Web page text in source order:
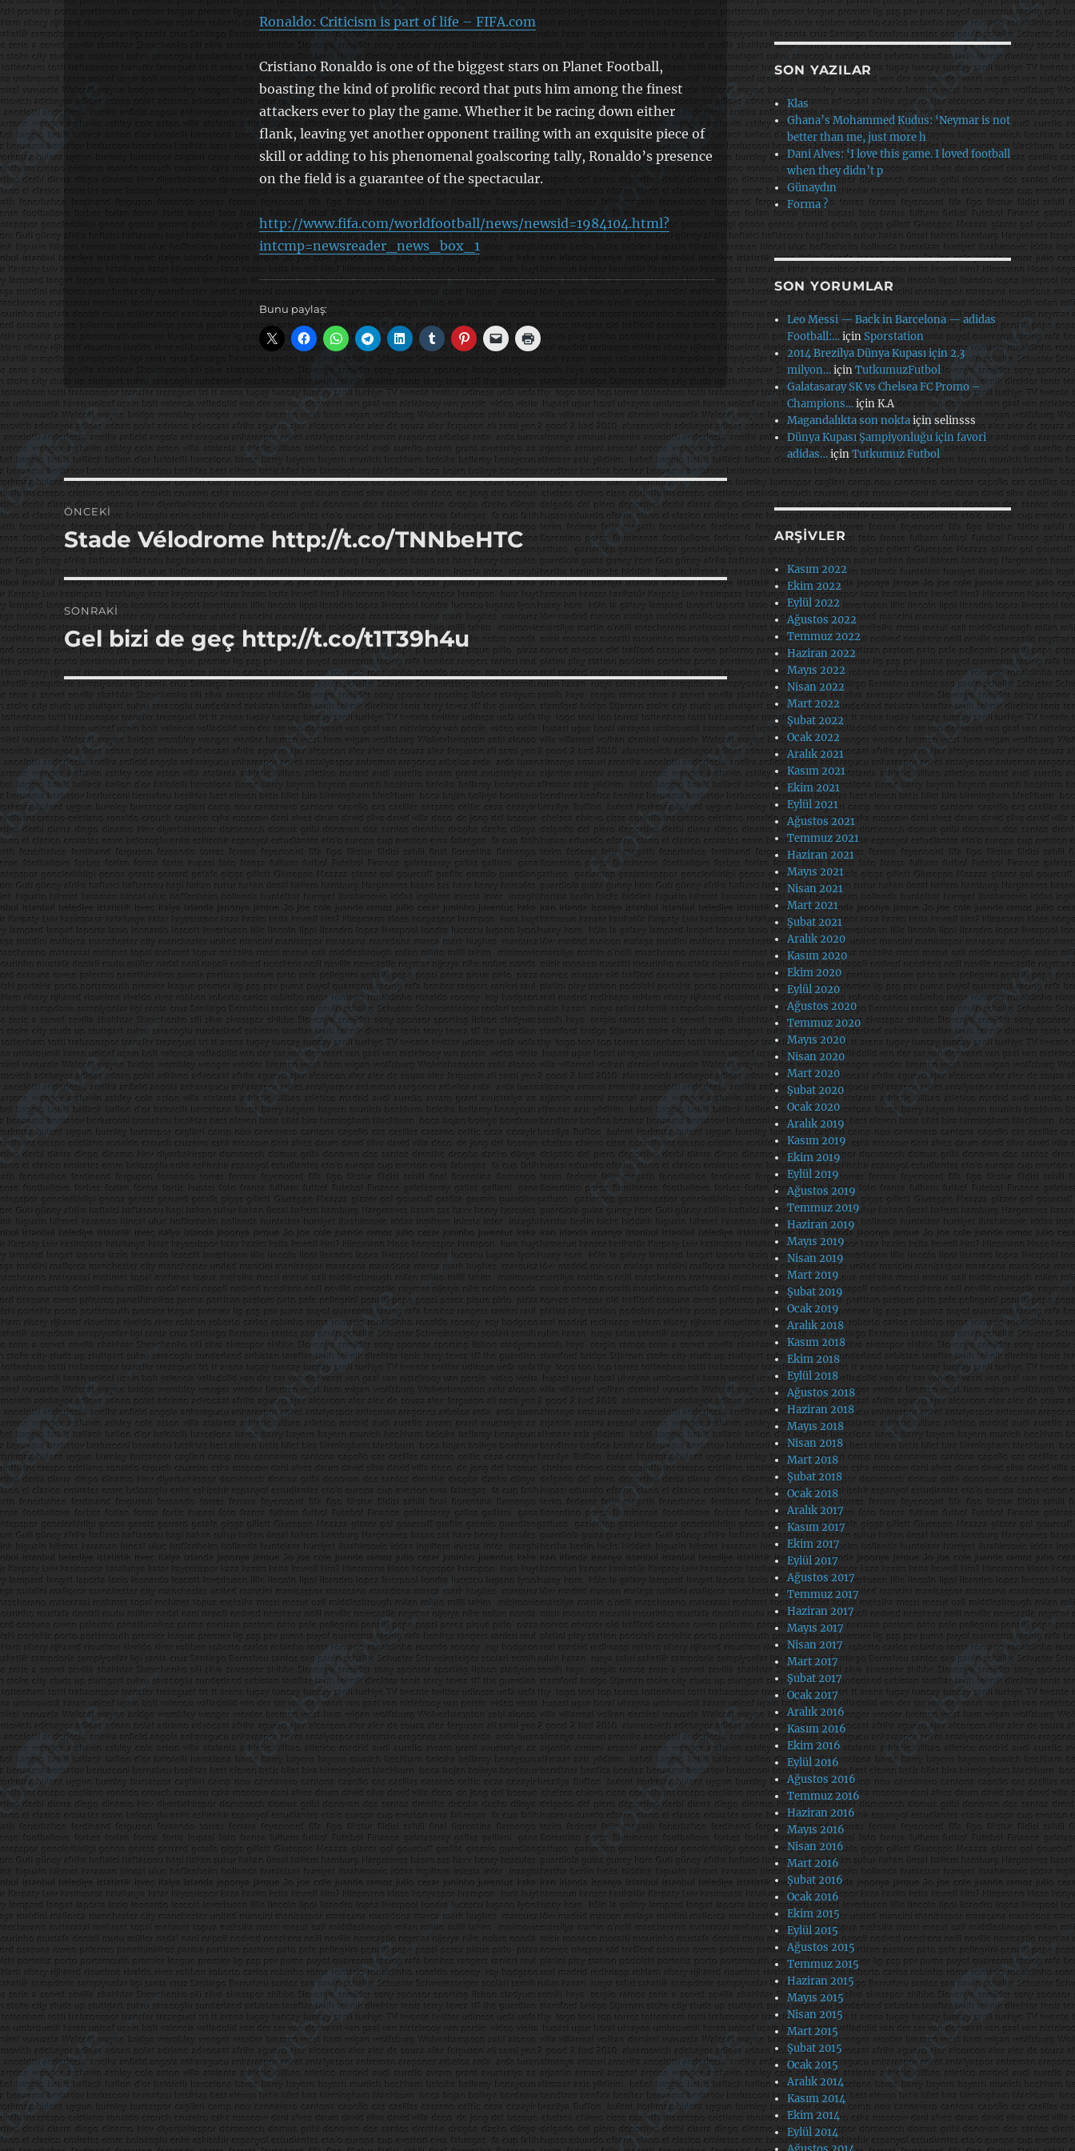
Ronaldo: Criticism is part of life – FIFA.com
Cristiano Ronaldo is one of the biggest stars on Planet Football,
boasting the kind of prolific record that puts him among the finest
attackers ever to play the game. Whether it be racing down either
flank, leaving yet another opponent trailing with an exquisite piece of
skill or adding to his phenomenal goalscoring tally, Ronaldo’s presence
on the field is a guarantee of the spectacular.
http://www.fifa.com/worldfootball/news/newsid=1984104.html?
intcmp=newsreader_news_box_1
Bunu paylaş:
Yazı
gezinmesi
ÖNCEKI
Önceki
yazı:
Stade Vélodrome http://t.co/TNNbeHTC
SONRAKI
Sonraki
yazı:
Gel bizi de geç http://t.co/t1T39h4u
SON YAZILAR
Klas
Ghana’s Mohammed Kudus: ‘Neymar is not
better than me, just more h
Dani Alves: ‘I love this game. I loved football
when they didn’t p
Günaydın
Forma ?
SON YORUMLAR
Leo Messi — Back in Barcelona — adidas
Football:…içinSporstation
2014 Brezilya Dünya Kupası için 2.3
milyon…içinTutkumuzFutbol
Galatasaray SK vs Chelsea FC Promo –
Champions…içinK.A
Magandalıkta son noktaiçinselinsss
Dünya Kupası Şampiyonluğu için favori
adidas…içinTutkumuz Futbol
ARŞIVLER
Kasım 2022
Ekim 2022
Eylül 2022
Ağustos 2022
Temmuz 2022
Haziran 2022
Mayıs 2022
Nisan 2022
Mart 2022
Şubat 2022
Ocak 2022
Aralık 2021
Kasım 2021
Ekim 2021
Eylül 2021
Ağustos 2021
Temmuz 2021
Haziran 2021
Mayıs 2021
Nisan 2021
Mart 2021
Şubat 2021
Aralık 2020
Kasım 2020
Ekim 2020
Eylül 2020
Ağustos 2020
Temmuz 2020
Mayıs 2020
Nisan 2020
Mart 2020
Şubat 2020
Ocak 2020
Aralık 2019
Kasım 2019
Ekim 2019
Eylül 2019
Ağustos 2019
Temmuz 2019
Haziran 2019
Mayıs 2019
Nisan 2019
Mart 2019
Şubat 2019
Ocak 2019
Aralık 2018
Kasım 2018
Ekim 2018
Eylül 2018
Ağustos 2018
Haziran 2018
Mayıs 2018
Nisan 2018
Mart 2018
Şubat 2018
Ocak 2018
Aralık 2017
Kasım 2017
Ekim 2017
Eylül 2017
Ağustos 2017
Temmuz 2017
Haziran 2017
Mayıs 2017
Nisan 2017
Mart 2017
Şubat 2017
Ocak 2017
Aralık 2016
Kasım 2016
Ekim 2016
Eylül 2016
Ağustos 2016
Temmuz 2016
Haziran 2016
Mayıs 2016
Nisan 2016
Mart 2016
Şubat 2016
Ocak 2016
Ekim 2015
Eylül 2015
Ağustos 2015
Temmuz 2015
Haziran 2015
Mayıs 2015
Nisan 2015
Mart 2015
Şubat 2015
Ocak 2015
Aralık 2014
Kasım 2014
Ekim 2014
Eylül 2014